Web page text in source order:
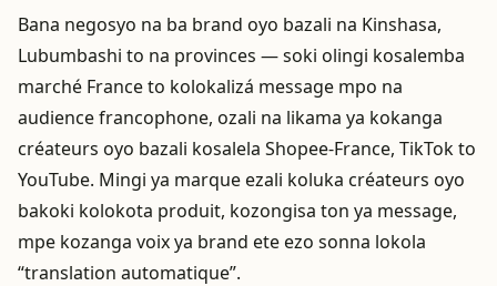
Bana negosyo na ba brand oyo bazali na Kinshasa,
Lubumbashi to na provinces — soki olingi kosalemba
marché France to kolokalizá message mpo na
audience francophone, ozali na likama ya kokanga
créateurs oyo bazali kosalela Shopee-France, TikTok to
YouTube. Mingi ya marque ezali koluka créateurs oyo
bakoki kolokota produit, kozongisa ton ya message,
mpe kozanga voix ya brand ete ezo sonna lokola
“translation automatique”.